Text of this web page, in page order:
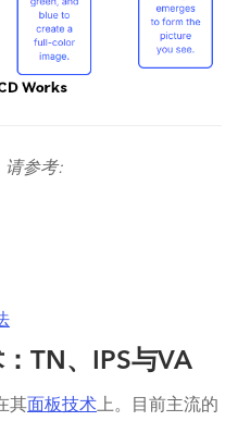
请参考:
TN、IPS与VA
其面板技术 上。目前主流的